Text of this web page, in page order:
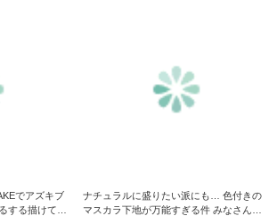
でアズキブ
ナチュラルに盛りたい派にも… 色付きの
マスカラ下地が万能すぎる件 みなさんマ